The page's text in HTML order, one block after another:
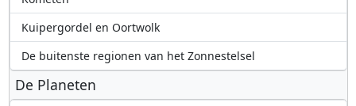
Kuipergordel en Oortwolk
De buitenste regionen van het Zonnestelsel
De Planeten